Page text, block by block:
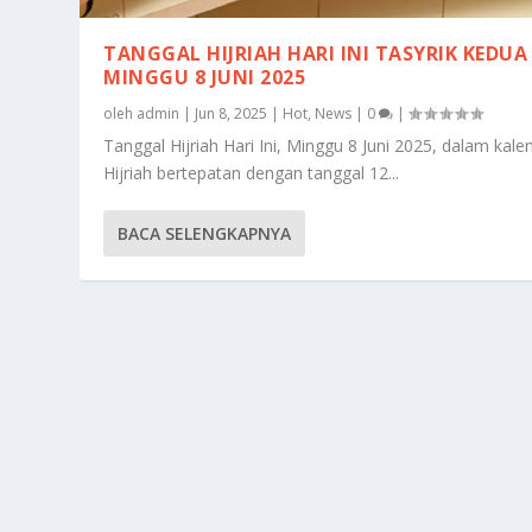
TANGGAL HIJRIAH HARI INI TASYRIK KEDUA
MINGGU 8 JUNI 2025
oleh admin | Jun 8, 2025 | Hot, News | 0 |
Tanggal Hijriah Hari Ini, Minggu 8 Juni 2025, dalam
Hijriah bertepatan dengan tanggal 12...
BACA SELENGKAPNYA